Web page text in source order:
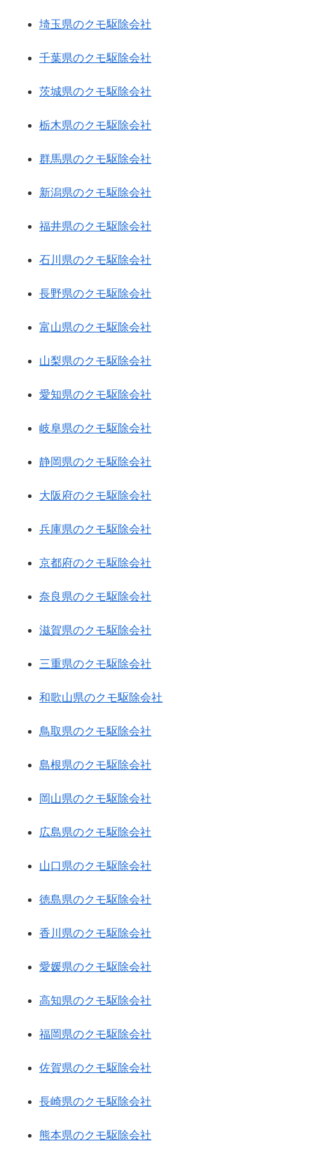
埼玉県のクモ駆除会社
千葉県のクモ駆除会社
茨城県のクモ駆除会社
栃木県のクモ駆除会社
群馬県のクモ駆除会社
新潟県のクモ駆除会社
福井県のクモ駆除会社
石川県のクモ駆除会社
長野県のクモ駆除会社
富山県のクモ駆除会社
山梨県のクモ駆除会社
愛知県のクモ駆除会社
岐阜県のクモ駆除会社
静岡県のクモ駆除会社
大阪府のクモ駆除会社
兵庫県のクモ駆除会社
京都府のクモ駆除会社
奈良県のクモ駆除会社
滋賀県のクモ駆除会社
三重県のクモ駆除会社
和歌山県のクモ駆除会社
鳥取県のクモ駆除会社
島根県のクモ駆除会社
岡山県のクモ駆除会社
広島県のクモ駆除会社
山口県のクモ駆除会社
徳島県のクモ駆除会社
香川県のクモ駆除会社
愛媛県のクモ駆除会社
高知県のクモ駆除会社
福岡県のクモ駆除会社
佐賀県のクモ駆除会社
長崎県のクモ駆除会社
熊本県のクモ駆除会社